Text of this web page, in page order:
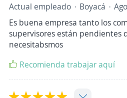
Actual empleado Boyacá
Es buena empresa tanto los
supervisores están pendientes
necesitabsmos
Recomienda trabajar aquí